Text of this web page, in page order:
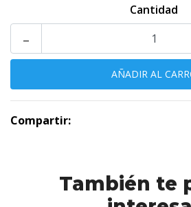
Cantidad
-
Compartir:
También te